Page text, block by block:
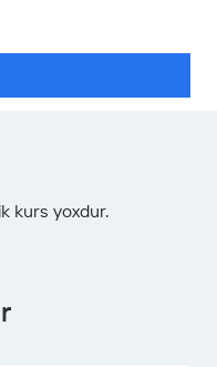
kurs yoxdur.